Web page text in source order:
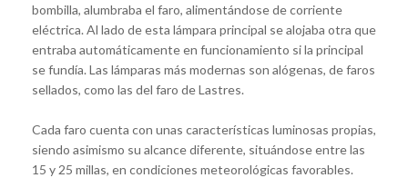
bombilla, alumbraba el faro, alimentándose de corriente
eléctrica. Al lado de esta lámpara principal se alojaba otra que
entraba automáticamente en funcionamiento si la principal
se fundía. Las lámparas más modernas son alógenas, de faros
sellados, como las del faro de Lastres.
Cada faro cuenta con unas características luminosas propias,
siendo asimismo su alcance diferente, situándose entre las
15 y 25 millas, en condiciones meteorológicas favorables.